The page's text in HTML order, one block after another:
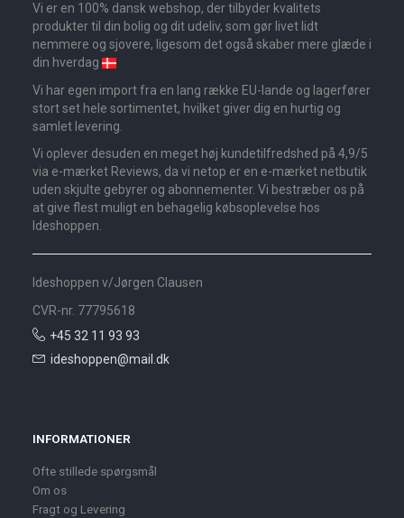
Vi er en 100% dansk webshop, der tilbyder kvalitets
produkter til din bolig og dit udeliv, som gør livet lidt
nemmere og sjovere, ligesom det også skaber mere glæde i
din hverdag
Vi har egen import fra en lang række EU-lande og lagerfører
stort set hele sortimentet, hvilket giver dig en hurtig og
samlet levering.
Vi oplever desuden en meget høj kundetilfredshed på 4,9/5
via e-mærket Reviews, da vi netop er en e-mærket netbutik
uden skjulte gebyrer og abonnementer. Vi bestræber os på
at give flest muligt en behagelig købsoplevelse hos
Ideshoppen.
Ideshoppen v/Jørgen Clausen
CVR-nr. 77795618
+45 32 11 93 93
ideshoppen@mail.dk
INFORMATIONER
Ofte stillede spørgsmål
Om os
Fragt og Levering